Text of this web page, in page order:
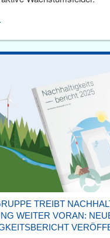
TREIBT
WEITER VORAN: